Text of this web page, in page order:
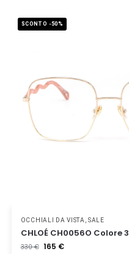
SCONTO -50%
OCCHIALI DA VISTA ,SALE
CHLOÉ CH0056O Colore 3
330€ 165 €